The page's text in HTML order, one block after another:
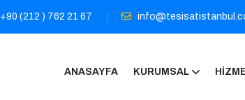
+90 (212 ) 762 21 67
ANASAYFA KURUMSAL